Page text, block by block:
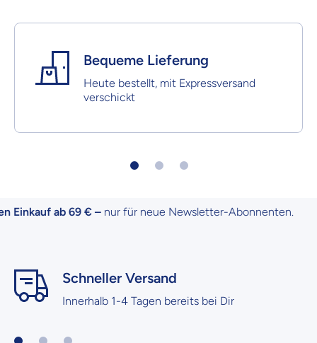
Bequeme Lieferung
Heute bestellt, mit Expressversand
verschickt
ab 69 € –nur für neue Newsletter-Abonnenten.
Schneller Versand
Innerhalb 1-4 Tagen bereits bei Dir